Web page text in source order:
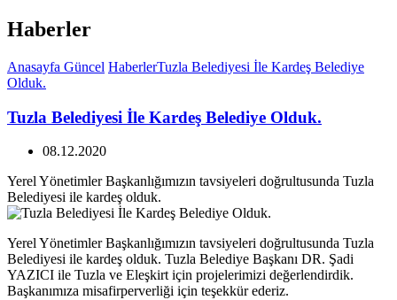
Haberler
Anasayfa Güncel HaberlerTuzla Belediyesi İle Kardeş Belediye
Olduk.
Tuzla Belediyesi İle Kardeş Belediye Olduk.
08.12.2020
Yerel Yönetimler Başkanlığımızın tavsiyeleri doğrultusunda Tuzla
Belediyesi ile kardeş olduk.
Yerel Yönetimler Başkanlığımızın tavsiyeleri doğrultusunda Tuzla
Belediyesi ile kardeş olduk. Tuzla Belediye Başkanı DR. Şadi
YAZICI ile Tuzla ve Eleşkirt için projelerimizi değerlendirdik.
Başkanımıza misafirperverliği için teşekkür ederiz.